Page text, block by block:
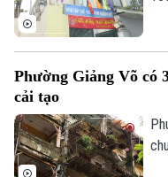
Di tích
Dinh dưỡng
Tư vấn sức khỏe
Bóng đá
Quần vợt
Golf
Giải trí
Tin tức
Sao
Điện ảnh
Đã phát sóng
Phường Giảng Võ có
cải tạo